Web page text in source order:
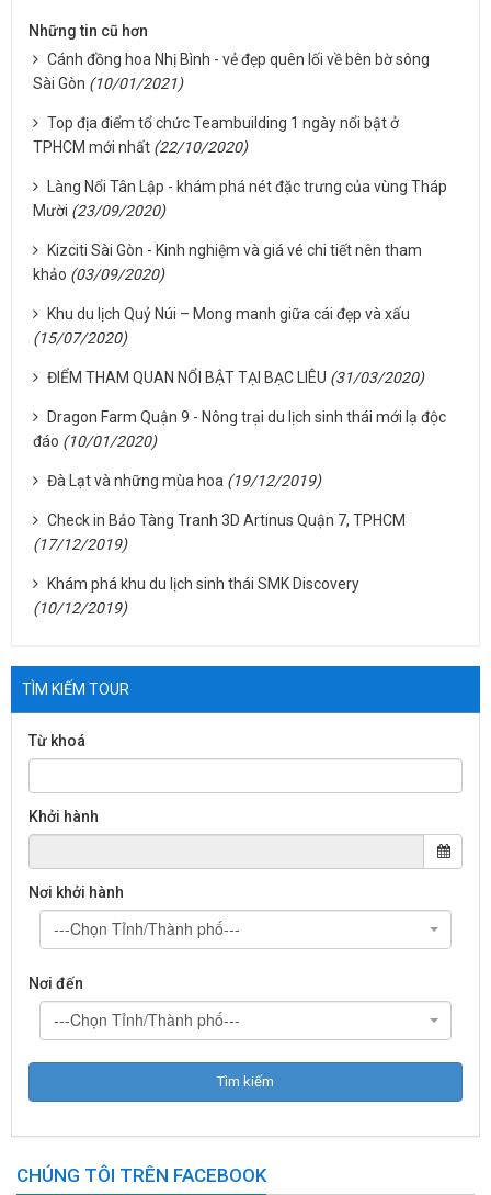
Những tin cũ hơn
Cánh đồng hoa Nhị Bình - vẻ đẹp quên lối về bên bờ sông
Sài Gòn (10/01/2021)
Top địa điểm tổ chức Teambuilding 1 ngày nổi bật ở
TPHCM mới nhất (22/10/2020)
Làng Nổi Tân Lập - khám phá nét đặc trưng của vùng Tháp
Mười (23/09/2020)
Kizciti Sài Gòn - Kinh nghiệm và giá vé chi tiết nên tham
khảo (03/09/2020)
Khu du lịch Quỷ Núi – Mong manh giữa cái đẹp và xấu
(15/07/2020)
ĐIỂM THAM QUAN NỔI BẬT TẠI BẠC LIÊU (31/03/2020)
Dragon Farm Quận 9 - Nông trại du lịch sinh thái mới lạ độc
đáo (10/01/2020)
Đà Lạt và những mùa hoa (19/12/2019)
Check in Bảo Tàng Tranh 3D Artinus Quận 7, TPHCM
(17/12/2019)
Khám phá khu du lịch sinh thái SMK Discovery
(10/12/2019)
TÌM KIẾM TOUR
Từ khoá
Khởi hành
Nơi khởi hành
---Chọn Tỉnh/Thành phố---
Nơi đến
---Chọn Tỉnh/Thành phố---
CHÚNG TÔI TRÊN FACEBOOK